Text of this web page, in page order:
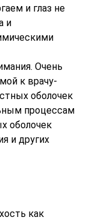
и глаз не
и
Очень
к врачу-
оболочек
процессам
оболочек
и других
как